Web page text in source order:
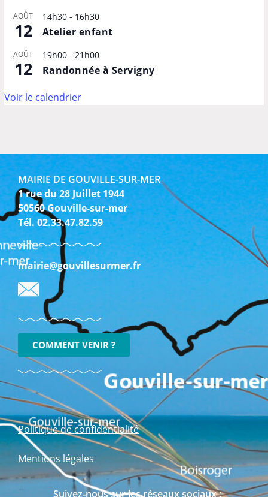
AOÛT
12
14h30- 16h30
Atelier enfant
AOÛT
12
19h00- 21h00
Randonnée à Servigny
Voir le calendrier
MAIRIE DE GOUVILLE-SUR-MER
1 rue du 28 Juillet 1944
50560 Gouville-sur-mer
Tél. 02.33.47.82.59
mairie@gouvillesurmer.fr
COMMENT VENIR ?
Politique de confidentialité
Mentions légales
Suivez-nous sur les réseaux sociaux :